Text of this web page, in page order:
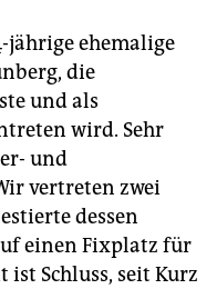
jährige ehemalige
die
und als
wird. Sehr
und
vertreten zwei
dessen
einen Fixplatz für
Schluss, seit Kurz